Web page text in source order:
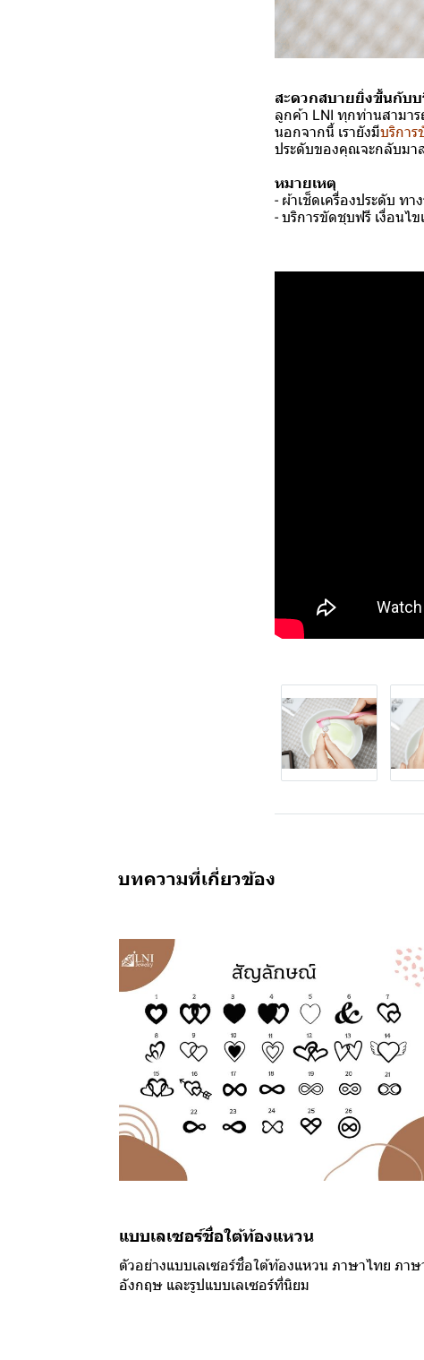
สะดวกสบายยิ่งขึ้นกับบ
ลูกค้า LNI ทุกท่านสามาร
นอกจากนี้ เรายังมีบริกา
ประดับของคุณจะกลับมา
หมายเหตุ
- ผ้าเช็ดเครื่องประดับ ท
- บริการขัดชุบฟรี เงื่อนไ
บทความที่เกี่ยวข้อง
แบบเลเซอร์ชื่อใต้ท้องแหวน
ตัวอย่างแบบเลเซอร์ชื่อใต้ท้องแหวน ภาษาไทย ภาษ
อังกฤษ และรูปแบบเลเซอร์ที่นิยม